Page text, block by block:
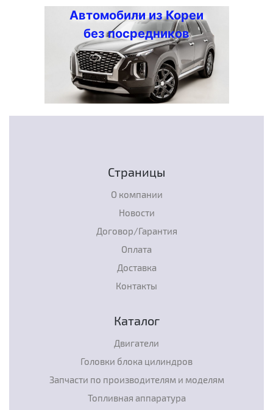
Автомобили из Кореи
без посредников
Страницы
О компании
Новости
Договор/Гарантия
Оплата
Доставка
Контакты
Каталог
Двигатели
Головки блока цилиндров
Запчасти по производителям и моделям
Топливная аппаратура